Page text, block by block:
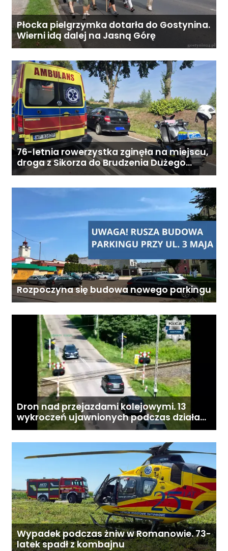
zamieszkaniem: od 6800 zł
miesięcznie. Ostateczna cena
zależy od zakresu opieki oraz
indywidualnych potrzeb
284 828 Poniedziałek–piątek,
9:00–18:00
Płocka pielgrzymka dotarła do Gostynina.
Wierni idą dalej na Jasną Górę
76-letnia rowerzystka zginęła na miejscu,
droga z Sikorza do Brudzenia Dużego
zablokowana
Rozpoczyna się budowa nowego parkingu
Dron nad przejazdami kolejowymi. 13
wykroczeń ujawnionych podczas działań
„Bezpieczny przejazd kolejowy”
Wypadek podczas żniw w Romanowie. 73-
latek spadł z kombajnu